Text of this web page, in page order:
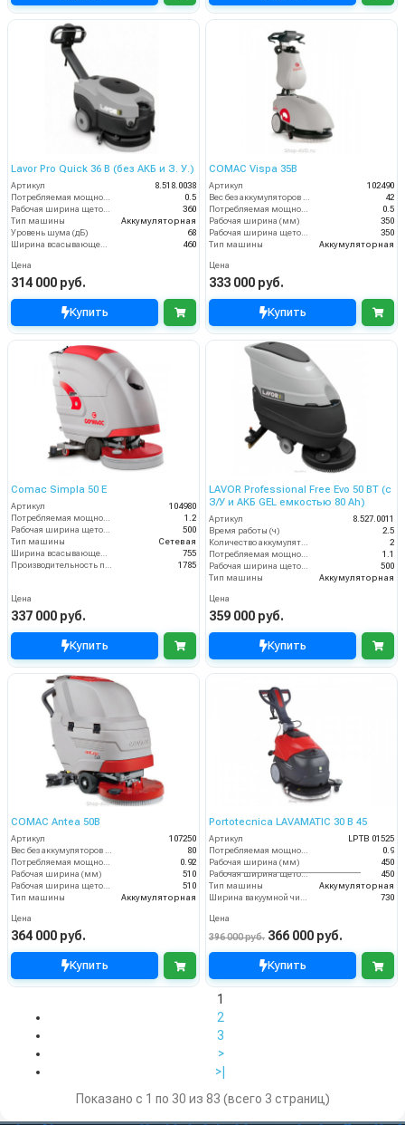
Lavor Pro Quick 36 B (без АКБ и З. У.)
Артикул
8.518.0038
0.5
360
Тип машины
Аккумуляторная
Уровень шума (дБ)
68
460
Цена
314 000 руб.
Купить
COMAC Vispa 35B
Артикул
102490
42
0.5
Рабочая ширина (мм)
350
350
Тип машины
Аккумуляторная
Цена
333 000 руб.
Купить
Comac Simpla 50 E
Артикул
104980
1.2
500
Тип машины
Сетевая
755
1785
Цена
337 000 руб.
Купить
LAVOR Professional Free Evo 50 BT (с
З/У и АКБ GEL емкостью 80 Ah)
Артикул
8.527.0011
Время работы (ч)
2.5
2
1.1
500
Тип машины
Аккумуляторная
Цена
359 000 руб.
Купить
COMAC Antea 50B
Артикул
107250
Вес без аккумуляторов (кг)
80
Потребляемая мощность (кВт)
0.92
Рабочая ширина (мм)
510
Рабочая ширина щеток (мм)
510
Тип машины
Аккумуляторная
Цена
364 000 руб.
Купить
Portotecnica LAVAMATIC 30 B 45
Артикул
LPTB 01525
Потребляемая мощность (кВт)
0.9
Рабочая ширина (мм)
450
Рабочая ширина щеток (мм)
450
Тип машины
Аккумуляторная
Ширина вакуумной чистки (мм)
730
Цена
396 000 руб. 366 000 руб.
Купить
1
2
3
>
>|
Показано с 1 по 30 из 83 (всего 3 страниц)